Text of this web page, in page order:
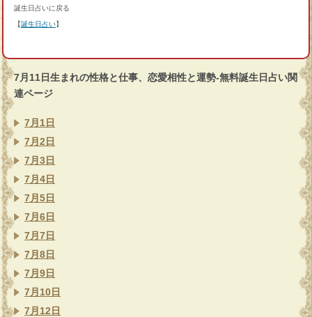
誕生日占いに戻る
【誕生日占い】
7月11日生まれの性格と仕事、恋愛相性と運勢-無料誕生日占い関
連ページ
7月1日
7月2日
7月3日
7月4日
7月5日
7月6日
7月7日
7月8日
7月9日
7月10日
7月12日